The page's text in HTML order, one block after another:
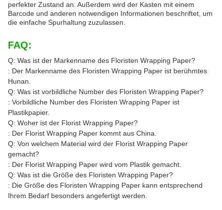
perfekter Zustand an. Außerdem wird der Kasten mit einem
Barcode und anderen notwendigen Informationen beschriftet, um
die einfache Spurhaltung zuzulassen.
FAQ:
Q: Was ist der Markenname des Floristen Wrapping Paper?
: Der Markenname des Floristen Wrapping Paper ist berühmtes
Hunan.
Q: Was ist vorbildliche Number des Floristen Wrapping Paper?
: Vorbildliche Number des Floristen Wrapping Paper ist
Plastikpapier.
Q: Woher ist der Florist Wrapping Paper?
: Der Florist Wrapping Paper kommt aus China.
Q: Von welchem Material wird der Florist Wrapping Paper
gemacht?
: Der Florist Wrapping Paper wird vom Plastik gemacht.
Q: Was ist die Größe des Floristen Wrapping Paper?
: Die Größe des Floristen Wrapping Paper kann entsprechend
Ihrem Bedarf besonders angefertigt werden.